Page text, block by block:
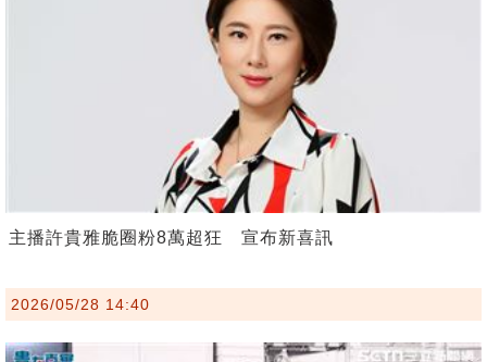
主播許貴雅脆圈粉8萬超狂 宣布新喜訊
2026/05/28 14:40